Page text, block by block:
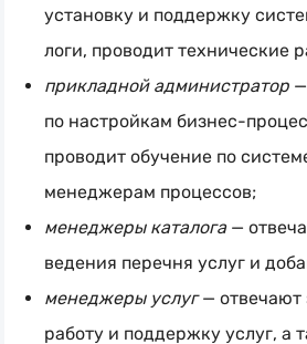
установку и поддержку
логи, проводит технические
прикладной администратор
по настройкам бизнес-
проводит обучение по
менеджерам процессов;
менеджеры каталога—
ведения перечня услуг и
менеджеры услуг— отвечают
работу и поддержку услуг, а